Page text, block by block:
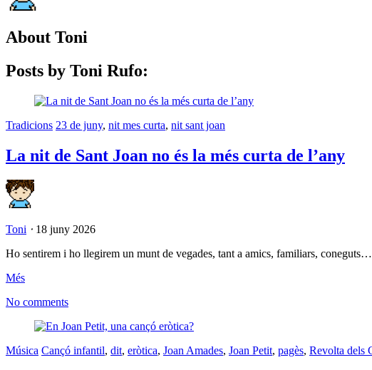
About Toni
Posts by Toni Rufo:
Tradicions 23 de juny, nit mes curta, nit sant joan
La nit de Sant Joan no és la més curta de l’any
Toni ⋅ 18 juny 2026
Ho sentirem i ho llegirem un munt de vegades, tant a amics, familiars,
Més
No comments
Música Cançó infantil, dit, eròtica, Joan Amades, Joan Petit, pagès, Revolta dels